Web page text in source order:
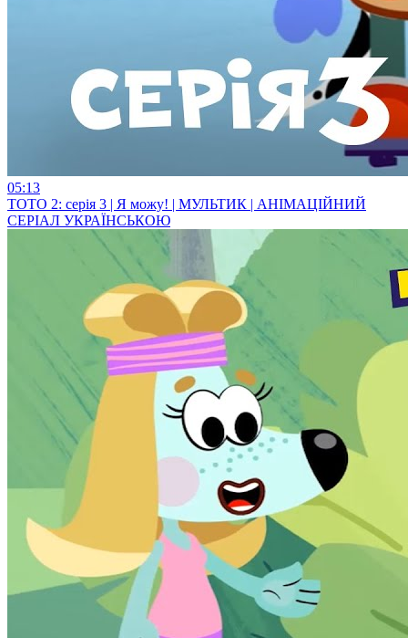
05:13
ТОТО 2: серія 3 | Я можу! | МУЛЬТИК | АНІМАЦІЙНИЙ
СЕРІАЛ УКРАЇНСЬКОЮ